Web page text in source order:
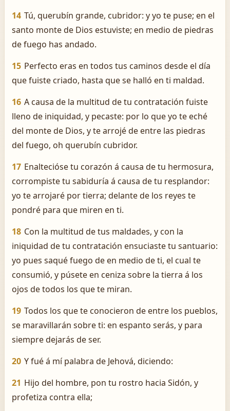
14 Tú, querubín grande, cubridor: y yo te puse; en el
santo monte de Dios estuviste; en medio de piedras
de fuego has andado.
15 Perfecto eras en todos tus caminos desde el día
que fuiste criado, hasta que se halló en ti maldad.
16 A causa de la multitud de tu contratación fuiste
lleno de iniquidad, y pecaste: por lo que yo te eché
del monte de Dios, y te arrojé de entre las piedras
del fuego, oh querubín cubridor.
17 Enaltecióse tu corazón á causa de tu hermosura,
corrompiste tu sabiduría á causa de tu resplandor:
yo te arrojaré por tierra; delante de los reyes te
pondré para que miren en ti.
18 Con la multitud de tus maldades, y con la
iniquidad de tu contratación ensuciaste tu santuario:
yo pues saqué fuego de en medio de ti, el cual te
consumió, y púsete en ceniza sobre la tierra á los
ojos de todos los que te miran.
19 Todos los que te conocieron de entre los pueblos,
se maravillarán sobre ti: en espanto serás, y para
siempre dejarás de ser.
20 Y fué á mí palabra de Jehová, diciendo:
21 Hijo del hombre, pon tu rostro hacia Sidón, y
profetiza contra ella;